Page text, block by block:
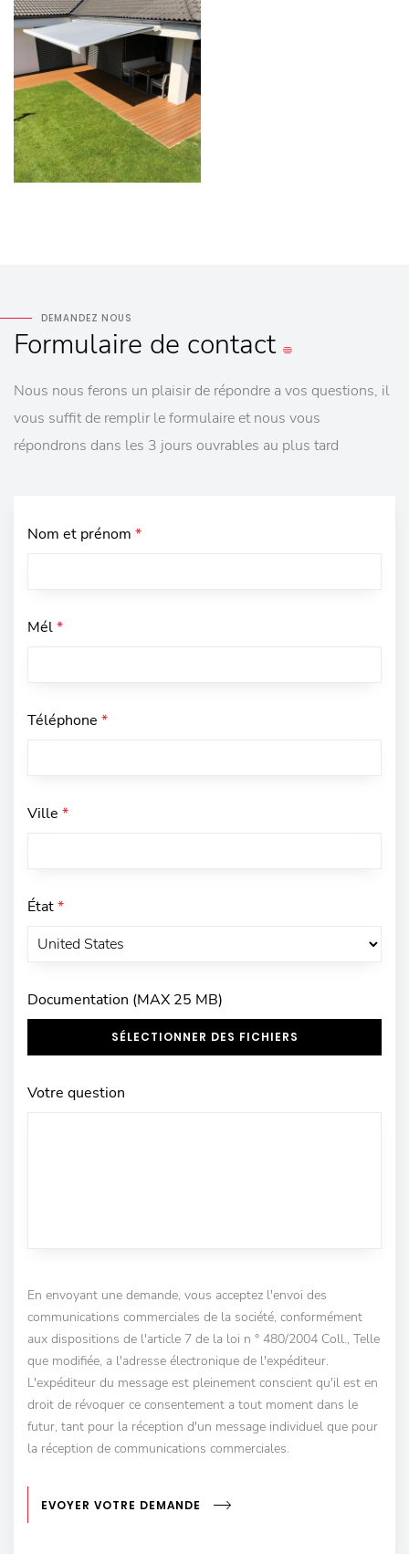
DEMANDEZ NOUS
Formulaire de contact
Nous nous ferons un plaisir de répondre a vos questions, il
vous suffit de remplir le formulaire et nous vous
répondrons dans les 3 jours ouvrables au plus tard
Nom et prénom *
Mél*
Téléphone *
Ville *
État*
Documentation (MAX 25 MB)
SÉLECTIONNER DES FICHIERS
Votre question
En envoyant une demande, vous acceptez l'envoi des
communications commerciales de la société, conformément
aux dispositions de l'article 7 de la loi n ° 480/2004 Coll., Telle
que modifiée, a l'adresse électronique de l'expéditeur.
L'expéditeur du message est pleinement conscient qu'il est en
droit de révoquer ce consentement a tout moment dans le
futur, tant pour la réception d'un message individuel que pour
la réception de communications commerciales.
EVOYER VOTRE DEMANDE